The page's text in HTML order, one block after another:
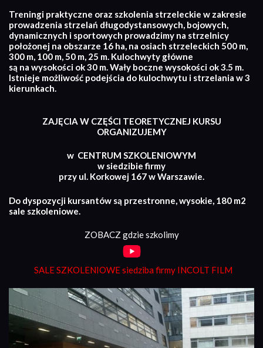
Treningi praktyczne oraz szkolenia strzeleckie w zakresie
prowadzenia strzelań długodystansowych, bojowych,
dynamicznych i sportowych prowadzimy na strzelnicy
położonej na obszarze 16 ha, na osiach strzeleckich 500 m,
300 m, 100 m, 50 m, 25 m. Kulochwyty główne
są na wysokości ok 30 m. Wały boczne wysokości ok 3.5 m.
Istnieje możliwość podejścia do kulochwytu i strzelania w 3
kierunkach.
ZAJĘCIA W CZĘŚCI TEORETYCZNEJ KURSU
ORGANIZUJEMY
w CENTRUM SZKOLENIOWYM
w siedzibie firmy
przy ul. Korkowej 167 w Warszawie.
Do dyspozycji kursantów są przestronne, wysokie, 180 m2
sale szkoleniowe.
ZOBACZ gdzie szkolimy
SALE SZKOLENIOWE siedziba firmy INCOLT FILM